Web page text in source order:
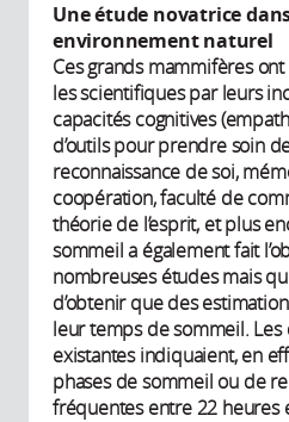
Une étude novatrice
environnement naturel
Ces grands mammifères
les scientifiques par leurs
capacités cognitives
d’outils pour prendre soin
reconnaissance de soi,
coopération, faculté de
théorie de l’esprit, et plus
sommeil a également fait
nombreuses études mais
d’obtenir que des
leur temps de sommeil. Les
existantes indiquaient, en
phases de sommeil ou de
fréquentes entre 22 heures